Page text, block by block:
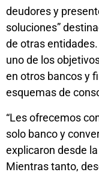
deudores y
soluciones”
de otras
uno de los
en otros bancos y
esquemas de
“Les ofrecemos
solo banco y
explicaron desde
Mientras tanto,